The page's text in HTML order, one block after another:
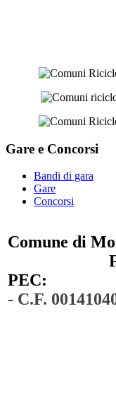
Gare e Concorsi
Bandi di gara
Gare
Concorsi
Comune di
PEC:
- C.F.